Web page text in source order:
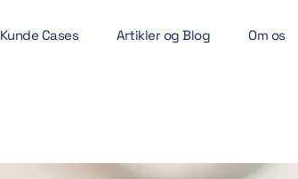
Kunde Cases Artikler og Blog Om os